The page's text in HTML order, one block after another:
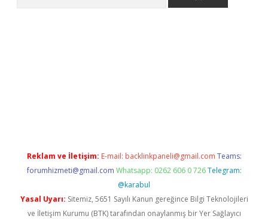
Reklam ve İletişim: E-mail: backlinkpaneli@gmail.com Teams:
forumhizmeti@gmail.com Whatsapp: 0262 606 0 726 Telegram:
@karabul
Yasal Uyarı: Sitemiz, 5651 Sayılı Kanun gereğince Bilgi Teknolojileri
ve İletişim Kurumu (BTK) tarafından onaylanmış bir Yer Sağlayıcı